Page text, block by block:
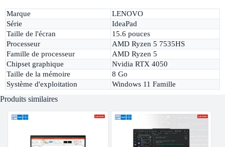
Marque
LENOVO
Série
IdeaPad
Taille de l'écran
15.6 pouces
Processeur
AMD Ryzen 5 7535HS
Famille de processeur
AMD Ryzen 5
Chipset graphique
Nvidia RTX 4050
Taille de la mémoire
8 Go
Système d'exploitation
Windows 11 Famille
Produits similaires